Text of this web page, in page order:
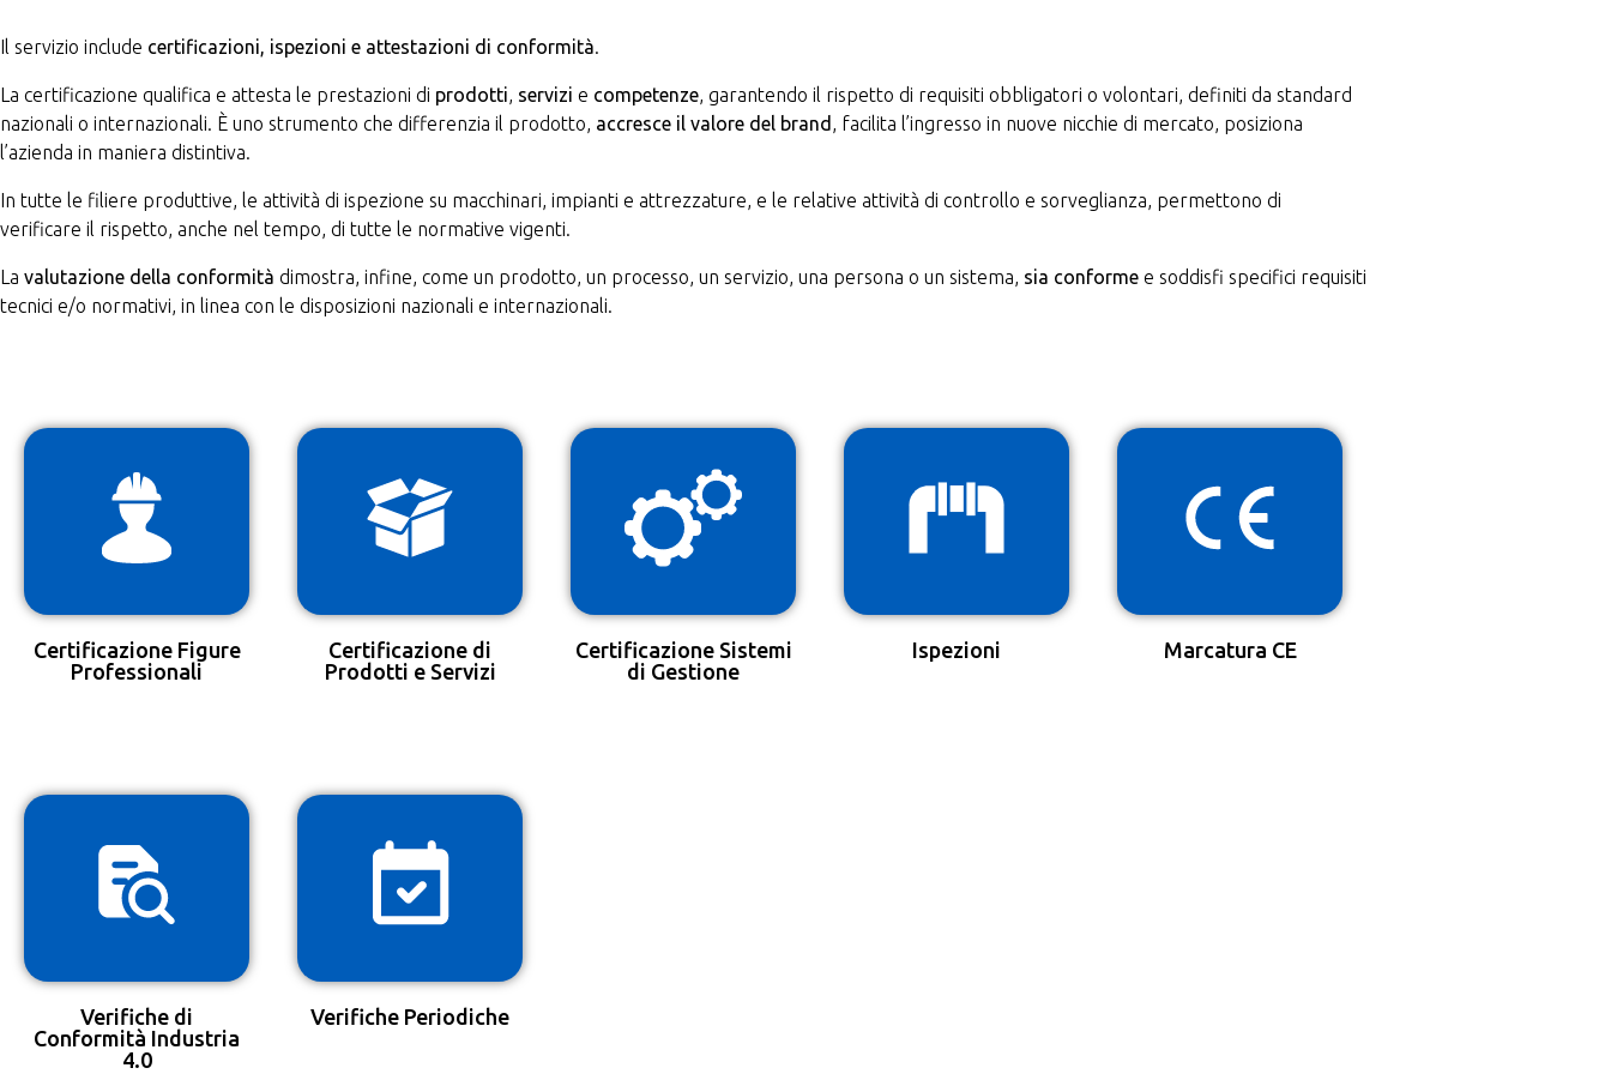
Il servizio include certificazioni, ispezioni e attestazioni di conformità.
La certificazione qualifica e attesta le prestazioni di prodotti, servizi e competenze, garantendo il rispetto di requisiti obbligatori o volontari, definiti da standard
nazionali o internazionali. È uno strumento che differenzia il prodotto, accresce il valore del brand , facilita l’ingresso in nuove nicchie di mercato, posiziona
l’azienda in maniera distintiva.
In tutte le filiere produttive, le attività di ispezione su macchinari, impianti e attrezzature, e le relative attività di controllo e sorveglianza, permettono di
verificare il rispetto, anche nel tempo, di tutte le normative vigenti.
La valutazione della conformità dimostra, infine, come un prodotto, un processo, un servizio, una persona o un sistema, sia conforme e soddisfi specifici requisiti
tecnici e/o normativi, in linea con le disposizioni nazionali e internazionali.
Certificazione Figure
Professionali
Certificazione di
Prodotti e Servizi
Certificazione Sistemi
di Gestione
Ispezioni Marcatura CE
Verifiche di
Conformità Industria
4.0
Verifiche Periodiche